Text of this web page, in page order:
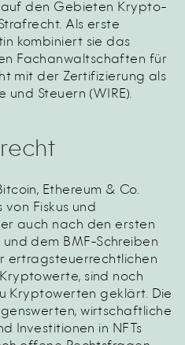
den Gebieten Krypto-
Als erste
kombiniert sie das
Fachanwaltschaften für
mit der Zertifizierung als
Steuern (WIRE).
Ethereum & Co.
Fiskus und
auch nach den ersten
dem BMF-Schreiben
ertragsteuerrechtlichen
sind noch
Kryptowerten geklärt. Die
wirtschaftliche
Investitionen in NFTs